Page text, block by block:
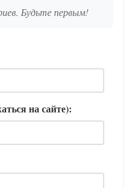
Будьте первым!
на сайте):